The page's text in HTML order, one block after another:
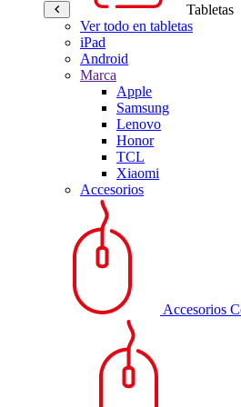
Tabletas
Ver todo en tabletas
iPad
Android
Marca
Apple
Samsung
Lenovo
Honor
TCL
Xiaomi
Accesorios
Accesorios